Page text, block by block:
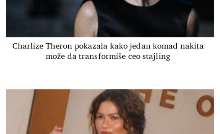
Charlize Theron pokazala kako jedan komad nakita
može da transformiše ceo stajling